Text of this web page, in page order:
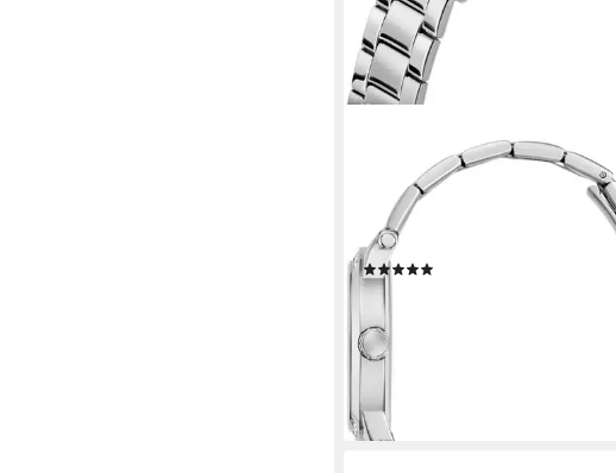
Quarzuhr ANNETTE GW0861L1,
Armbanduhr, Damenuhr,
Edelstahlarmband, analog
ab 89,00 €
-40%
lieferbar - in 2-3 Werktagen bei dir